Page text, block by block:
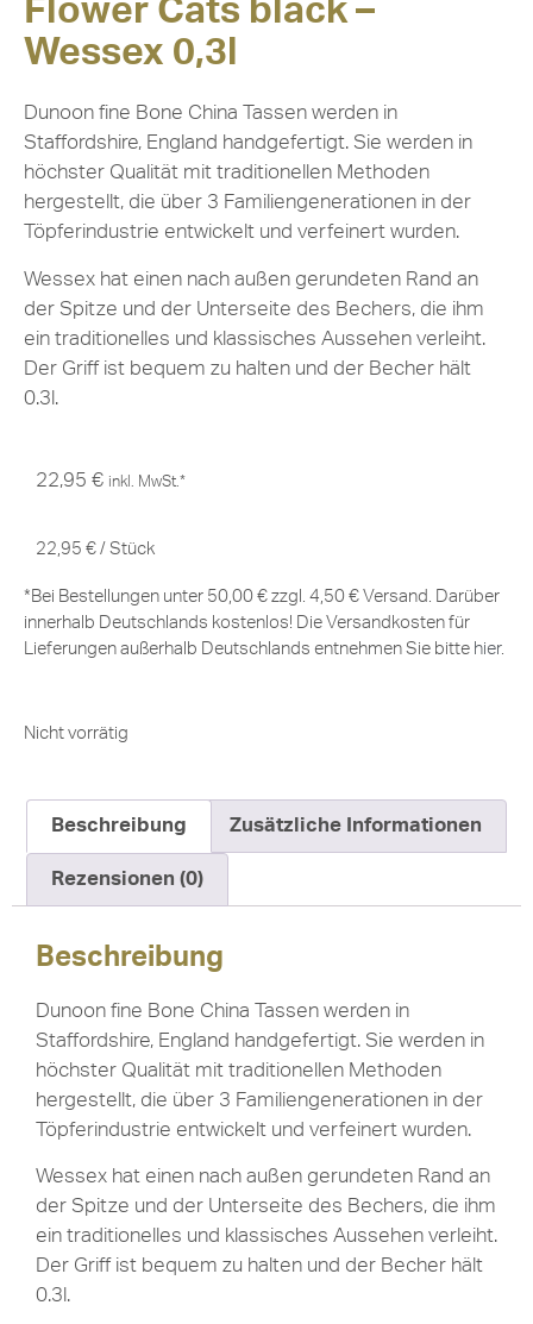
Flower Cats black –
Wessex 0,3l
Dunoon fine Bone China Tassen werden in
Staffordshire, England handgefertigt. Sie werden in
höchster Qualität mit traditionellen Methoden
hergestellt, die über 3 Familiengenerationen in der
Töpferindustrie entwickelt und verfeinert wurden.
Wessex hat einen nach außen gerundeten Rand an
der Spitze und der Unterseite des Bechers, die ihm
ein traditionelles und klassisches Aussehen verleiht.
Der Griff ist bequem zu halten und der Becher hält
0.3l.
22,95 € inkl. MwSt.*
22,95 € / Stück
*Bei Bestellungen unter 50,00 € zzgl. 4,50 € Versand. Darüber
innerhalb Deutschlands kostenlos! Die Versandkosten für
Lieferungen außerhalb Deutschlands entnehmen Sie bitte hier.
Nicht vorrätig
Beschreibung Zusätzliche Informationen
Rezensionen (0)
Beschreibung
Dunoon fine Bone China Tassen werden in
Staffordshire, England handgefertigt. Sie werden in
höchster Qualität mit traditionellen Methoden
hergestellt, die über 3 Familiengenerationen in der
Töpferindustrie entwickelt und verfeinert wurden.
Wessex hat einen nach außen gerundeten Rand an
der Spitze und der Unterseite des Bechers, die ihm
ein traditionelles und klassisches Aussehen verleiht.
Der Griff ist bequem zu halten und der Becher hält
0.3l.